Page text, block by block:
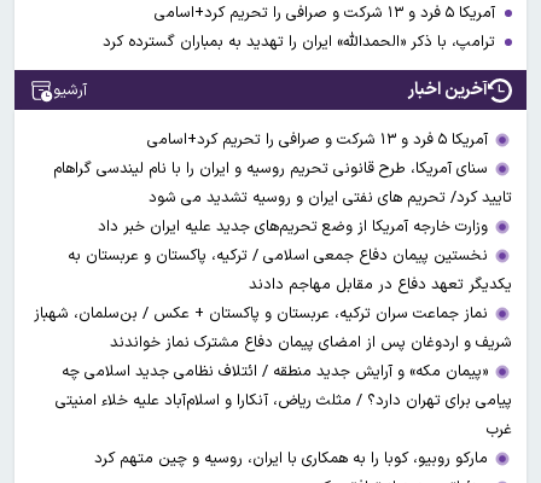
آمریکا ۵ فرد و ۱۳ شرکت و صرافی را تحریم کرد+اسامی
ترامپ، با ذکر «الحمدالله» ایران را تهدید به بمباران گسترده کرد
آخرین اخبار آرشیو
آمریکا ۵ فرد و ۱۳ شرکت و صرافی را تحریم کرد+اسامی
سنای آمریکا، طرح قانونی تحریم روسیه و ایران را با نام لیندسی گراهام
تایید کرد/ تحریم های نفتی ایران و روسیه تشدید می شود
وزارت خارجه آمریکا از وضع تحریم‌های جدید علیه ایران خبر داد
نخستین پیمان دفاع جمعی اسلامی / ترکیه، پاکستان و عربستان به
یکدیگر تعهد دفاع در مقابل مهاجم دادند
نماز جماعت سران ترکیه، عربستان و پاکستان + عکس / بن‌سلمان، شهباز
شریف و اردوغان پس از امضای پیمان دفاع مشترک نماز خواندند
«پیمان مکه» و آرایش جدید منطقه / ائتلاف نظامی جدید اسلامی چه
پیامی برای تهران دارد؟ / مثلث ریاض، آنکارا و اسلام‌آباد علیه خلاء امنیتی
غرب
مارکو روبیو، کوبا را به همکاری با ایران، روسیه و چین متهم کرد